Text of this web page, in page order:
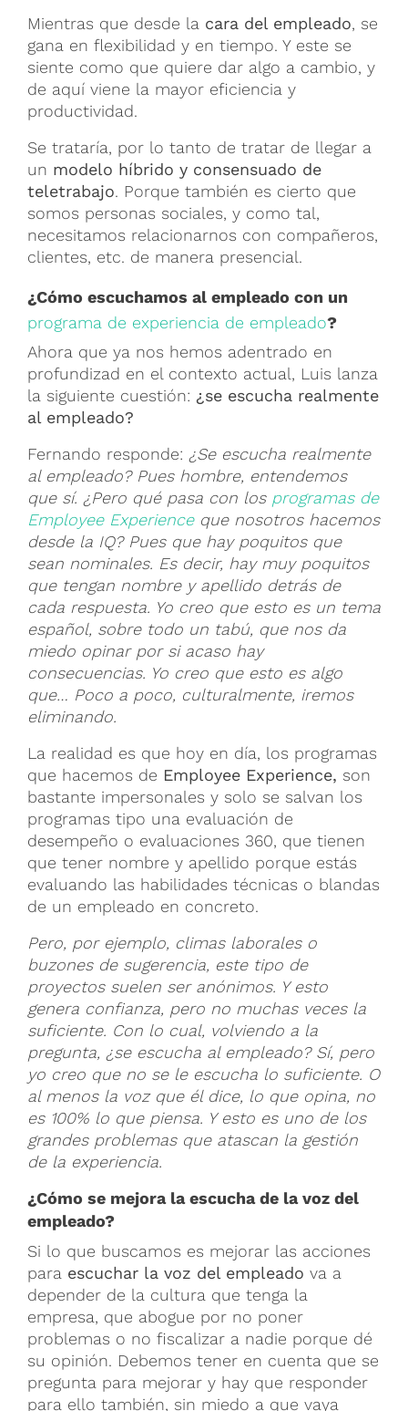
Mientras que desde la cara del empleado, se
gana en flexibilidad y en tiempo. Y este se
siente como que quiere dar algo a cambio, y
de aquí viene la mayor eficiencia y
productividad.
Se trataría, por lo tanto de tratar de llegar a
un modelo híbrido y consensuado de
teletrabajo. Porque también es cierto que
somos personas sociales, y como tal,
necesitamos relacionarnos con compañeros,
clientes, etc. de manera presencial.
¿Cómo escuchamos al empleado con un
programa de experiencia de empleado?
Ahora que ya nos hemos adentrado en
profundizad en el contexto actual, Luis lanza
la siguiente cuestión: ¿se escucha realmente
al empleado?
Fernando responde: ¿Se escucha realmente
al empleado? Pues hombre, entendemos
que sí. ¿Pero qué pasa con los programas de
Employee Experienceque nosotros hacemos
desde la IQ? Pues que hay poquitos que
sean nominales. Es decir, hay muy poquitos
que tengan nombre y apellido detrás de
cada respuesta. Yo creo que esto es un tema
español, sobre todo un tabú, que nos da
miedo opinar por si acaso hay
consecuencias. Yo creo que esto es algo
que… Poco a poco, culturalmente, iremos
eliminando.
La realidad es que hoy en día, los programas
que hacemos de Employee Experience, son
bastante impersonales y solo se salvan los
programas tipo una evaluación de
desempeño o evaluaciones 360, que tienen
que tener nombre y apellido porque estás
evaluando las habilidades técnicas o blandas
de un empleado en concreto.
Pero, por ejemplo, climas laborales o
buzones de sugerencia, este tipo de
proyectos suelen ser anónimos. Y esto
genera confianza, pero no muchas veces la
suficiente. Con lo cual, volviendo a la
pregunta, ¿se escucha al empleado? Sí, pero
yo creo que no se le escucha lo suficiente. O
al menos la voz que él dice, lo que opina, no
es 100% lo que piensa. Y esto es uno de los
grandes problemas que atascan la gestión
de la experiencia.
¿Cómo se mejora la escucha de la voz del
empleado?
Si lo que buscamos es mejorar las acciones
para escuchar la voz del empleado va a
depender de la cultura que tenga la
empresa, que abogue por no poner
problemas o no fiscalizar a nadie porque dé
su opinión. Debemos tener en cuenta que se
pregunta para mejorar y hay que responder
para ello también, sin miedo a que vaya